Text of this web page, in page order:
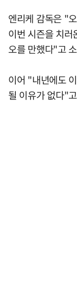
엔리케 감독은 "
이번 시즌을 치러
오를 만했다"고
이어 "내년에도
될 이유가 없다"